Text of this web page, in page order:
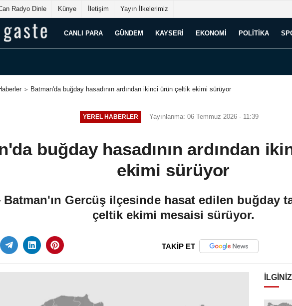
Radyo Dinle Künye İletişim Yayın İlkelerimiz
CANLI PARA GÜNDEM KAYSERI EKONOMI POLITIKA
Batman'da buğday hasadının ardından ikinci ürün çeltik ekimi sürüyor
YEREL HABERLER Yayınlanma: 06 Temmuz 2026 - 11:39
buğday hasadının ardından
ekimi sürüyor
Gercüş ilçesinde hasat edilen buğday
çeltik ekimi mesaisi sürüyor.
TAKİP ET